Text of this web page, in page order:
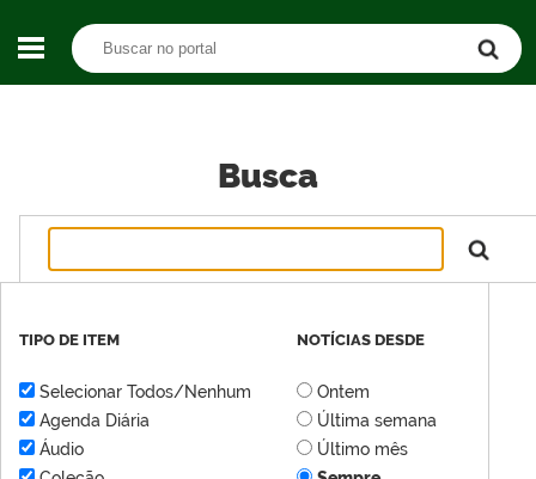
Busca
TIPO DE ITEM
Selecionar Todos/Nenhum
Agenda Diária
Áudio
NOTÍCIAS DESDE
Ontem
Última semana
Último mês